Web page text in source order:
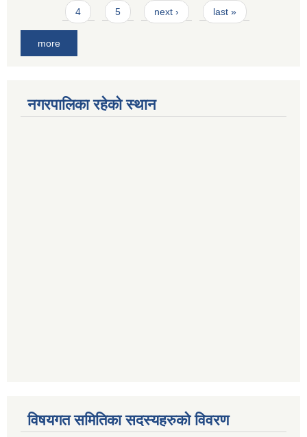
4 5 next › last »
more
नगरपालिका रहेको स्थान
विषयगत समितिका सदस्यहरुको विवरण